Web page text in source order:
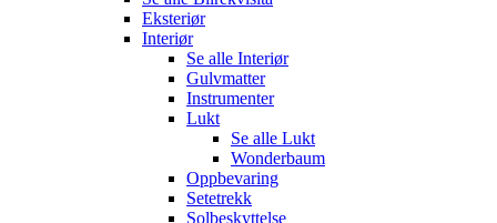
Eksteriør
Interiør
Se alle Interiør
Gulvmatter
Instrumenter
Lukt
Se alle Lukt
Wonderbaum
Oppbevaring
Setetrekk
Solbeskyttelse